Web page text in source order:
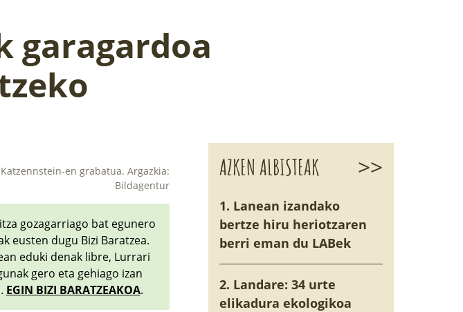
garagardoa
en grabatua. Argazkia:
Bildagentur
gozagarriago bat egunero
eusten dugu Bizi Baratzea.
eduki denak libre, Lurrari
gero eta gehiago izan
EGIN BIZI BARATZEAKOA.
AZKEN ALBISTEAK >>
1. Lanean izandako
bertze hiru heriotzaren
berri eman du LABek
2. Landare: 34 urte
elikadura ekologikoa